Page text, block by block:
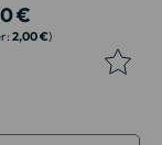
€
2,00 €